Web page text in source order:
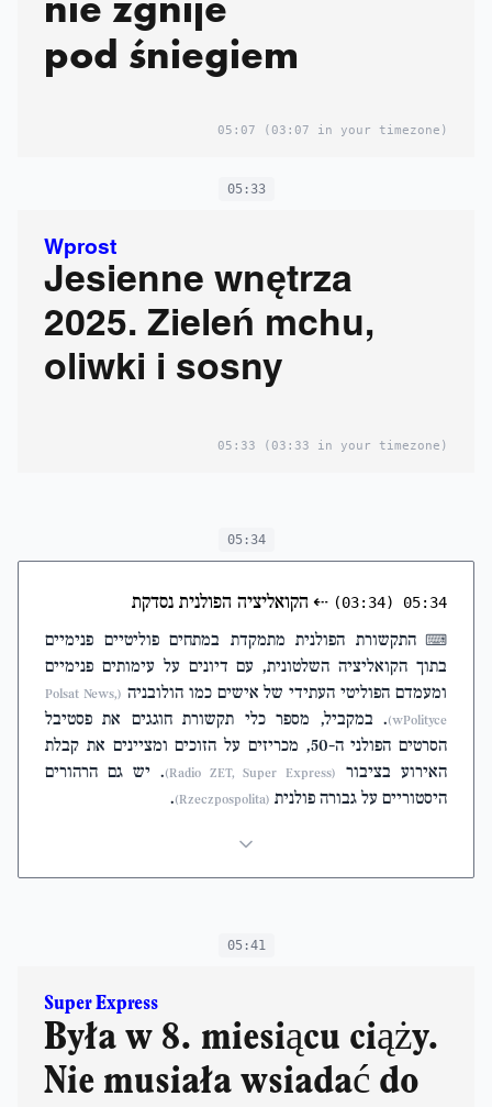
pod śniegiem
05:07 (03:07 in your timezone)
05:33
Wprost
Jesienne wnętrza
2025. Zieleń mchu,
oliwki i sosny
05:33 (03:33 in your timezone)
05:34
05:34
(03:34)
⇠ הקואליציה הפולנית נסדקת
⌨ התקשורת הפולנית מתמקדת במתחים פוליטיים פנימיים
בתוך הקואליציה השלטונית, עם דיונים על עימותים פנימיים
ומעמדם הפוליטי העתידי של אישים כמו הולובניה
(Polsat News,
wPolityce) . במקביל, מספר כלי תקשורת חוגגים את פסטיבל
הסרטים הפולני ה-50, מכריזים על הזוכים ומציינים את קבלת
האירוע בציבור
(Radio ZET, Super Express)
. יש גם הרהורים
היסטוריים על גבורה פולנית (Rzeczpospolita)
.
05:41
Super Express
Była w 8. miesiącu ciąży.
Nie musiała wsiadać do